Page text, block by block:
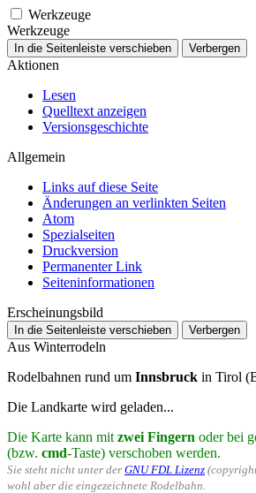
Werkzeuge
Werkzeuge
In die Seitenleiste verschieben Verbergen
Aktionen
Lesen
Quelltext anzeigen
Versionsgeschichte
Allgemein
Links auf diese Seite
Änderungen an verlinkten Seiten
Atom
Spezialseiten
Druckversion
Permanenter Link
Seiten­­informationen
Erscheinungsbild
In die Seitenleiste verschieben Verbergen
Aus Winterrodeln
Rodelbahnen rund um Innsbruck in Tirol
Die Landkarte wird geladen...
Die Karte kann mit zwei Fingern oder bei
(bzw. cmd-Taste) verschoben werden.
Sie steht nicht unter der GNU FDL Lizenz
wohl aber die eingezeichnete Rodelbahn.